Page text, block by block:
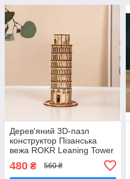
Дерев'яний 3D-пазл
конструктор Пізанська
вежа ROKR Leaning Tower
деталей)
480 ₴ 560 ₴